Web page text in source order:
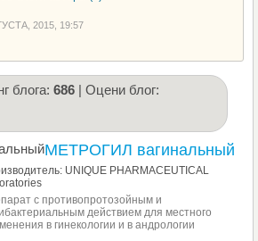
2015, 19:57
блога: 686 | Оцени блог:
МЕТРОГИЛ вагинальный
UNIQUE PHARMACEUTICAL
с противопротозойным и
действием для местного
в гинекологии и в андрологии